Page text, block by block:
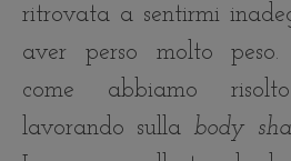
ritrovata a sentirmi
aver perso molto peso.
come abbiamo
lavorando sulla body